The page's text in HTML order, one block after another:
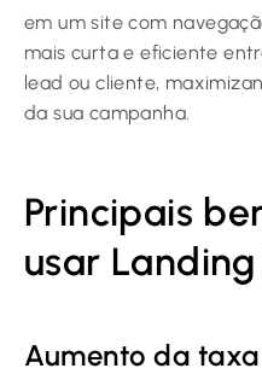
em um site com
mais curta e eficiente
lead ou cliente,
da sua campanha.
Principais
usar Landing
Aumento da